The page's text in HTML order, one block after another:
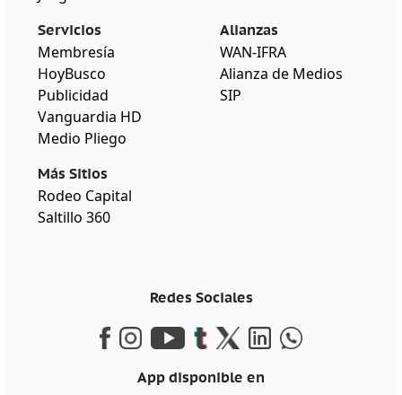
Servicios
Membresía
HoyBusco
Publicidad
Vanguardia HD
Medio Pliego
Más Sitios
Rodeo Capital
Saltillo 360
Alianzas
WAN-IFRA
Alianza de Medios
SIP
Redes Sociales
App disponible en